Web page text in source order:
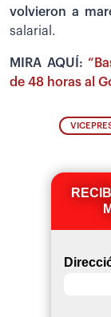
volvieron a
salarial.
MIRA AQUÍ:
de 48 horas al